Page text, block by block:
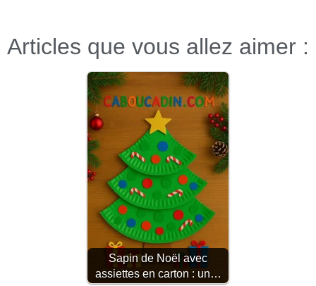
Articles que vous allez aimer :
Sapin de Noël avec
assiettes en carton : un…